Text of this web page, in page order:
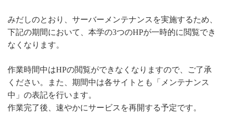
みだしのとおり、サーバーメンテナンスを実施するため、
下記の期間において、本学の3つのHPが一時的に閲覧でき
なくなります。
作業時間中はHPの閲覧ができなくなりますので、ご了承
ください。また、期間中は各サイトとも「メンテナンス
中」の表記を行います。
作業完了後、速やかにサービスを再開する予定です。